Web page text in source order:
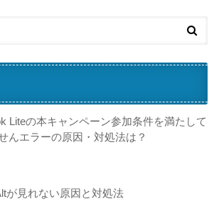
Liteの本キャンペーン参加条件を満たして
んエラーの原因・対処法は？
が見れない原因と対処法